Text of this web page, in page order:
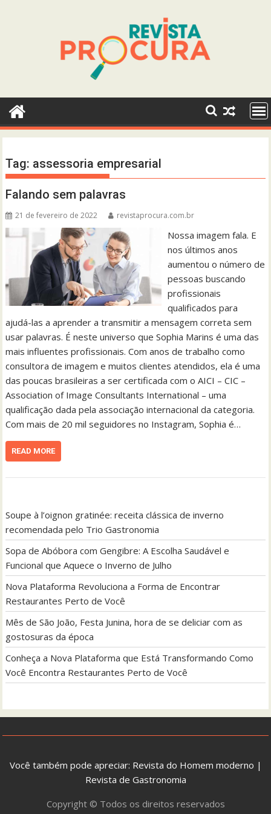
Tag: assessoria empresarial
Falando sem palavras
21 de fevereiro de 2022 revistaprocura.com.br
Nossa imagem fala. E
nos últimos anos
aumentou o número de
pessoas buscando
profissionais
qualificados para
ajudá-las a aprender a transmitir a mensagem correta sem
usar palavras. É neste universo que Sophia Marins é uma das
mais influentes profissionais. Com anos de trabalho como
consultora de imagem e muitos clientes atendidos, ela é uma
das poucas brasileiras a ser certificada com o AICI – CIC –
Association of Image Consultants International – uma
qualificação dada pela associação internacional da categoria.
Com mais de 20 mil seguidores no Instagram, Sophia é…
READ MORE
Soupe à l’oignon gratinée: receita clássica de inverno
recomendada pelo Trio Gastronomia
Sopa de Abóbora com Gengibre: A Escolha Saudável e
Funcional que Aquece o Inverno de Julho
Nova Plataforma Revoluciona a Forma de Encontrar
Restaurantes Perto de Você
Mês de São João, Festa Junina, hora de se deliciar com as
gostosuras da época
Conheça a Nova Plataforma que Está Transformando Como
Você Encontra Restaurantes Perto de Você
Você também pode apreciar: Revista do Homem moderno |
Revista de Gastronomia
Copyright © Todos os direitos reservados